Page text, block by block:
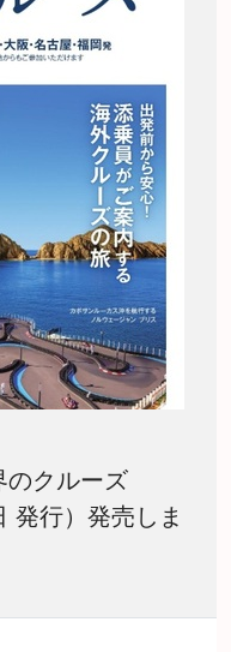
クルーズ
発行）発売しま